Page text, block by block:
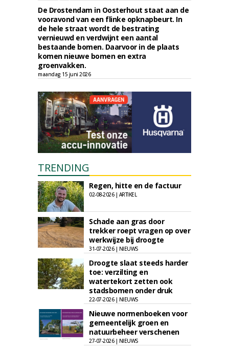
De Drostendam in Oosterhout staat aan de
vooravond van een flinke opknapbeurt. In
de hele straat wordt de bestrating
vernieuwd en verdwijnt een aantal
bestaande bomen. Daarvoor in de plaats
komen nieuwe bomen en extra
groenvakken.
maandag 15 juni 2026
TRENDING
Regen, hitte en de factuur
02-08-2026 | ARTIKEL
Schade aan gras door
trekker roept vragen op over
werkwijze bij droogte
31-07-2026 | NIEUWS
Droogte slaat steeds harder
toe: verzilting en
watertekort zetten ook
stadsbomen onder druk
22-07-2026 | NIEUWS
Nieuwe normenboeken voor
gemeentelijk groen en
natuurbeheer verschenen
27-07-2026 | NIEUWS